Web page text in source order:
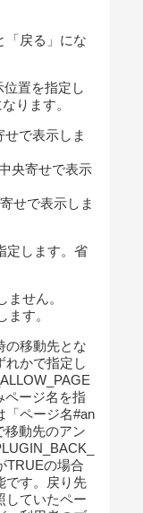
「戻る」にな
位置を指定し
ります。
せで表示しま
央寄せで表示
せで表示しま
定します。省
ません。
ます。
の移動先とな
れかで指定し
ページ名を指
「ページ名#an
移動先のアン
TRUEの場合
です。戻り先
していたペー